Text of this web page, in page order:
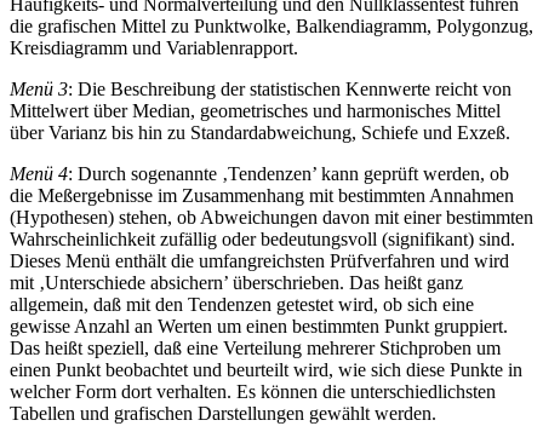
Häufigkeits- und Normalverteilung und den Nullklassentest führen
die grafischen Mittel zu Punktwolke, Balkendiagramm, Polygonzug,
Kreisdiagramm und Variablenrapport.
Menü 3: Die Beschreibung der statistischen Kennwerte reicht von
Mittelwert über Median, geometrisches und harmonisches Mittel
über Varianz bis hin zu Standardabweichung, Schiefe und Exzeß.
Menü 4: Durch sogenannte ‚Tendenzen’ kann geprüft werden, ob
die Meßergebnisse im Zusammenhang mit bestimmten Annahmen
(Hypothesen) stehen, ob Abweichungen davon mit einer bestimmten
Wahrscheinlichkeit zufällig oder bedeutungsvoll (signifikant) sind.
Dieses Menü enthält die umfangreichsten Prüfverfahren und wird
mit ‚Unterschiede absichern’ überschrieben. Das heißt ganz
allgemein, daß mit den Tendenzen getestet wird, ob sich eine
gewisse Anzahl an Werten um einen bestimmten Punkt gruppiert.
Das heißt speziell, daß eine Verteilung mehrerer Stichproben um
einen Punkt beobachtet und beurteilt wird, wie sich diese Punkte in
welcher Form dort verhalten. Es können die unterschiedlichsten
Tabellen und grafischen Darstellungen gewählt werden.